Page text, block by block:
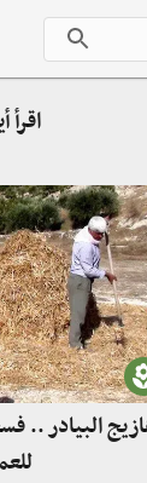
اقرأ
البيادر ..